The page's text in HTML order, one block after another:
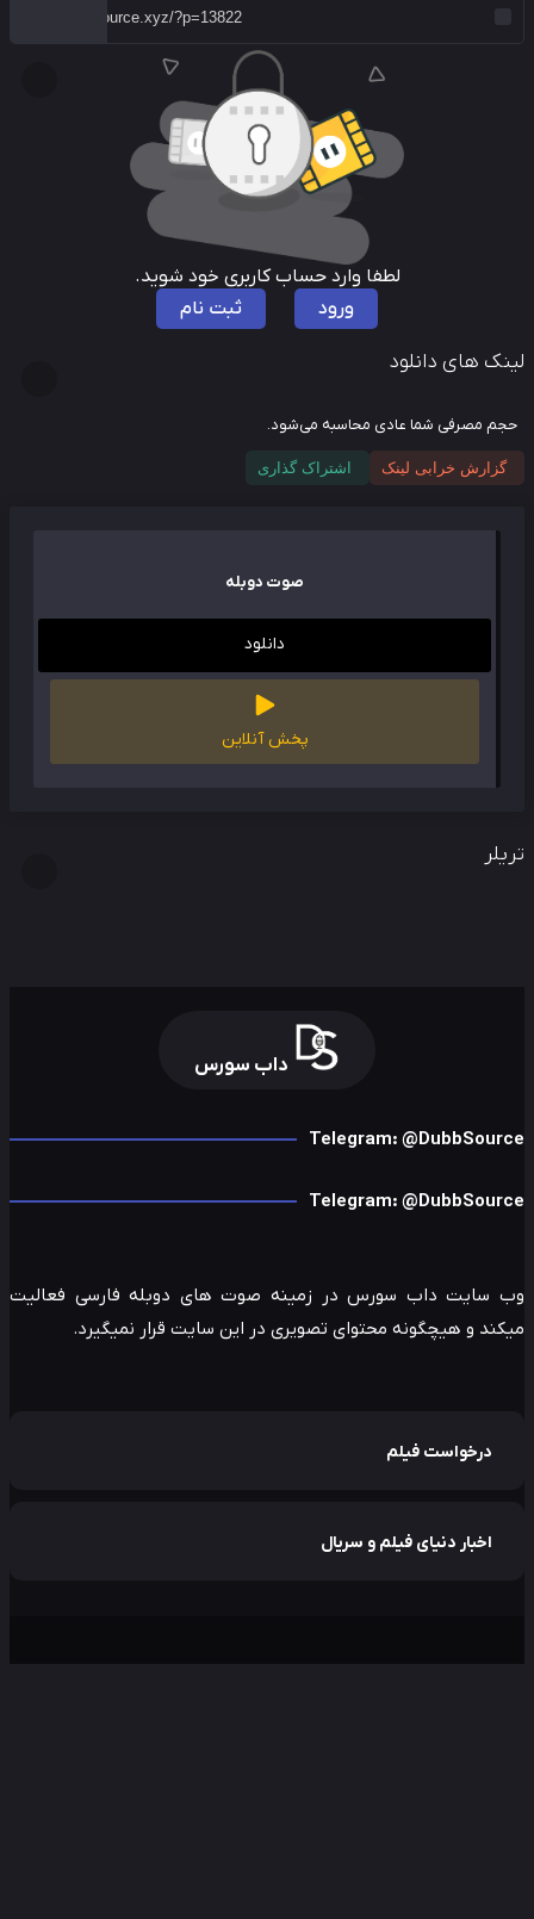
لطفا وارد حساب کاربری خود شوید.
ورود
ثبت نام
های دانلود
مصرفی شما عادی محاسبه می‌شود.
گزارش خرابی لینک اشتراک گذاری
صوت دوبله
دانلود
پخش آنلاین
داب سورس
Telegram:
Telegram:
سایت داب سورس در زمینه صوت های دوبله فارسی فعالیت
و هیچگونه محتوای تصویری در این سایت قرار نمیگیرد.
درخواست فیلم
اخبار دنیای فیلم و سریال